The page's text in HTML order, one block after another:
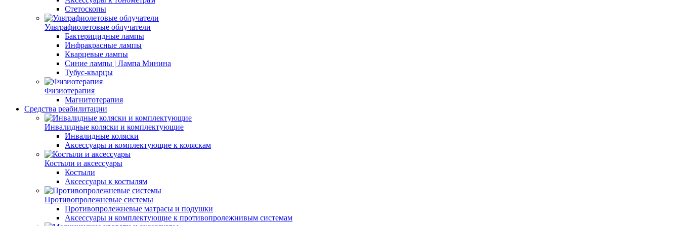
Стетоскопы
Ультрафиолетовые облучатели
Бактерицидные лампы
Инфракрасные лампы
Кварцевые лампы
Синие лампы | Лампа Минина
Тубус-кварцы
Физиотерапия
Магнитотерапия
Средства реабилитации
Инвалидные коляски и комплектующие
Инвалидные коляски
Аксессуары и комплектующие к коляскам
Костыли и аксессуары
Костыли
Аксессуары к костылям
Противопролежневые системы
Противопролежневые матрасы и подушки
Аксессуары и комплектующие к противопролежнивым системам